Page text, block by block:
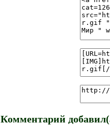
Комментарий